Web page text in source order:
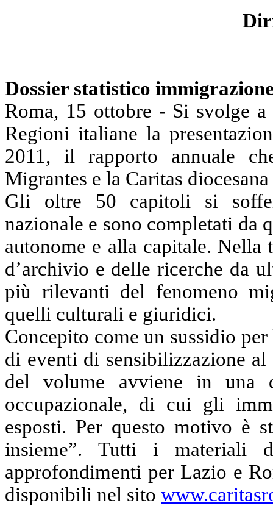
Dossier statistico
Roma, 15 ottobre - Si svolge
Regioni italiane la
2011, il rapporto annuale
Migrantes e la Caritas
Gli oltre 50 capitoli si
nazionale e sono completati da
autonome e alla capitale.
d’archivio e delle ricerche da
più rilevanti del fenomeno
quelli culturali e giuridici.
Concepito come un sussidio
di eventi di sensibilizzazione
del volume avviene in una
occupazionale, di cui gli
esposti. Per questo motivo è
insieme”. Tutti i materiali
approfondimenti per Lazio e
disponibili nel sito